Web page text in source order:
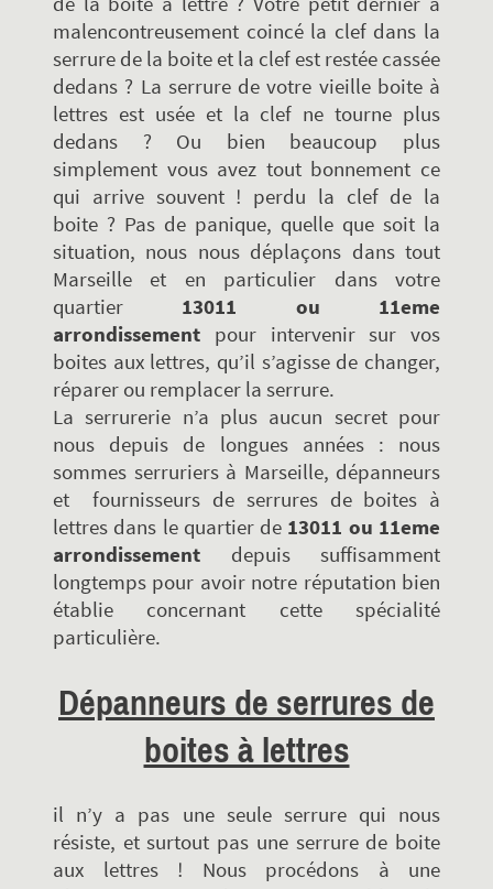
malencontreusement coincé la clef dans la
serrure de la boite et la clef est restée cassée
dedans ? La serrure de votre vieille boite à
lettres est usée et la clef ne tourne plus
dedans ? Ou bien beaucoup plus
simplement vous avez tout bonnement ce
qui arrive souvent ! perdu la clef de la
boite ? Pas de panique, quelle que soit la
situation, nous nous déplaçons dans tout
Marseille et en particulier dans votre
quartier 13011 ou 11eme
arrondissement pour intervenir sur vos
boites aux lettres, qu’il s’agisse de changer,
réparer ou remplacer la serrure.
La serrurerie n’a plus aucun secret pour
nous depuis de longues années : nous
sommes serruriers à Marseille, dépanneurs
et fournisseurs de serrures de boites à
lettres dans le quartier de 13011 ou 11eme
arrondissement depuis suffisamment
longtemps pour avoir notre réputation bien
établie concernant cette spécialité
particulière.
Dépanneurs de serrures de
boites à lettres
il n’y a pas une seule serrure qui nous
résiste, et surtout pas une serrure de boite
aux lettres ! Nous procédons à une